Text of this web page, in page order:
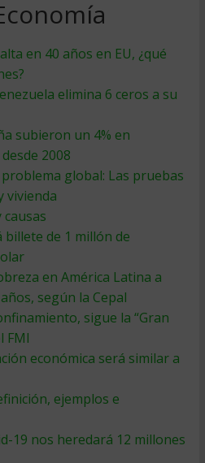
en 40 años en EU, ¿qué
elimina 6 ceros a su
subieron un 4% en
2008
global: Las pruebas
vivienda
de 1 millón de
en América Latina a
según la Cepal
sigue la “Gran
FMI
económica será similar a
ejemplos e
19 nos heredará 12 millones